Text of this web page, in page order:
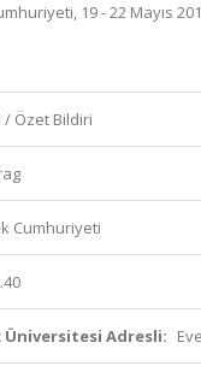
19 - 22 Mayıs
/ Özet Bildiri
Cumhuriyeti
Üniversitesi Adresli: